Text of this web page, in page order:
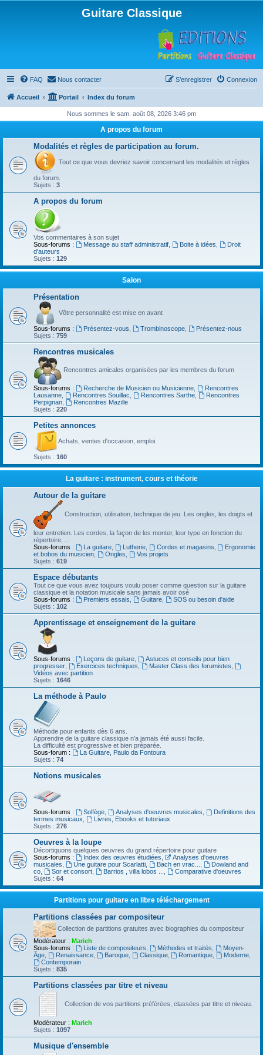
Guitare Classique
FAQ Nous contacter Connexion
S’enregistrer
Accueil Portail Index du forum
Nous sommes le sam. août 08, 2026 3:46 pm
A propos du forum
Modalités et règles de participation au forum.
Tout ce que vous devriez savoir concernant les modalités et règles
du forum.
Sujets : 3
A propos du forum
Vos commentaires à son sujet
Sous-forums :
Message au staff administratif, Boite à idées
Droit
d'auteurs
Sujets : 129
Salon
Présentation
Vôtre personnalité est mise en avant
Sous-forums : Présentez-vous Trombinoscope,
Présentez-nous
Sujets : 759
Rencontres musicales
Rencontres amicales organisées par les membres du forum
Sous-forums : Recherche de Musicien ou Musicienne,
Rencontres
Lausanne
Rencontres Souillac Rencontres Sarthe,
Rencontres
Perpignan
Rencontres Mazille
Sujets : 220
Petites annonces
Achats, ventes d'occasion, emploi.
Sujets : 160
La guitare : instrument, cours et théorie
Autour de la guitare
Construction, utilisation, technique de jeu. Les ongles, les doigts et
leur entretien. Les cordes, la façon de les monter, leur type en fonction du
répertoire, ...
Sous-forums :
La guitare, Lutherie, Cordes et magasins
Ergonomie
et bobos du musicien
Ongles
Vos projets
Sujets : 619
Espace débutants
Tout ce que vous avez toujours voulu poser comme question sur la guitare
classique et la notation musicale sans jamais avoir osé
Sous-forums :
Premiers essais Guitare,
SOS ou besoin d'aide
Sujets : 102
Apprentissage et enseignement de la guitare
Sous-forums : Leçons de guitare,
Astuces et conseils pour bien
progresser
Exercices techniques Master Class des forumistes
Vidéos avec partition
Sujets : 1646
La méthode à Paulo
Méthode pour enfants dès 6 ans.
Apprendre de la guitare classique n'a jamais été aussi facile.
La difficulté est progressive et bien préparée.
Sous-forum :
La Guitare, Paulo da Fontoura
Sujets : 74
Notions musicales
Sous-forums : Solfège, Analyses d'oeuvres musicales
Definitions des
termes musicaux
Livres, Ebooks et tutoriaux
Sujets : 276
Oeuvres à la loupe
Décortiquons quelques oeuvres du grand répertoire pour guitare
Sous-forums :
Index des œuvres étudiées
Analyses d'oeuvres
musicales
Une guitare pour Scarlatti, Bach en vrac...
Dowland and
co
Sor et consort, Barrios , villa lobos ...
Comparative d'oeuvres
Sujets : 64
Partitions pour guitare en libre téléchargement
Partitions classées par compositeur
Collection de partitions gratuites avec biographies du compositeur
Modérateur : Marieh
Sous-forums :
Liste de compositeurs Méthodes et traités
Moyen-
Âge
Renaissance, Baroque, Classique, Romantique Moderne
Contemporain
Sujets : 835
Partitions classées par titre et niveau
Collection de vos partitions préférées, classées par titre et niveau.
Modérateur : Marieh
Sujets : 1097
Musique d'ensemble